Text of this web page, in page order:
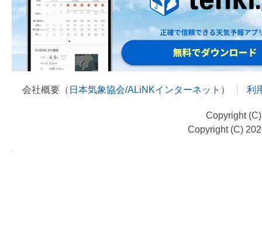
会社概要（ 日本気象協会/ALiNKインターネット ） 利
Copyright
Copyright (C)